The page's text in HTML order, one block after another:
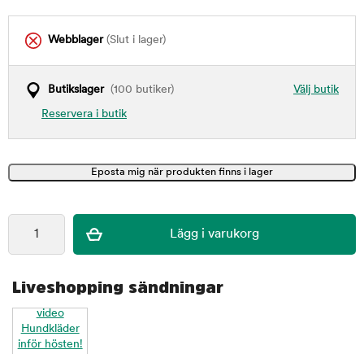
Webblager(Slut i lager)
Välj butik
Butikslager(100 butiker)
Reservera i butik
Liveshopping sändningar